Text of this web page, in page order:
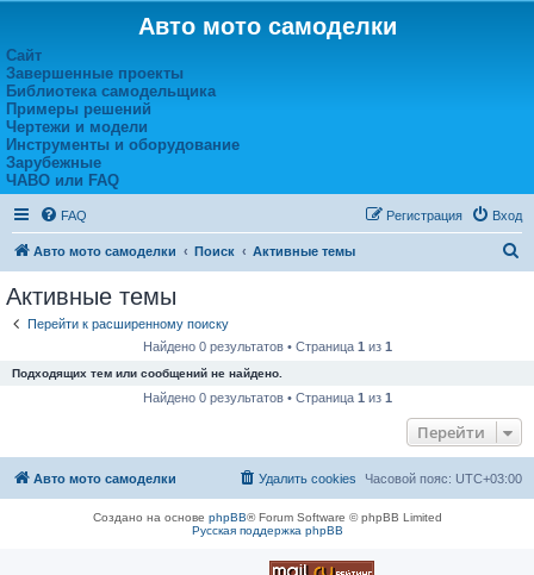
Авто мото самоделки
Сайт
Завершенные проекты
Библиотека самодельщика
Примеры решений
Чертежи и модели
Инструменты и оборудование
Зарубежные
ЧАВО или FAQ
FAQ Вход
Регистрация
Авто мото самоделки Поиск Активные темы
Активные темы
Перейти к расширенному поиску
Найдено 0 результатов • Страница 1 из 1
Подходящих тем или сообщений не найдено.
Найдено 0 результатов • Страница 1 из 1
Перейти
Авто мото самоделки Часовой пояс: UTC+03:00
Удалить cookies
Создано на основе phpBB® Forum Software © phpBB Limited
Русская поддержка phpBB